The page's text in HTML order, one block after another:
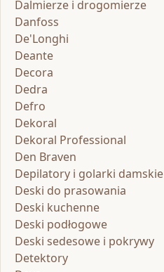
Dalmierze i drogomierze
Danfoss
De'Longhi
Deante
Decora
Dedra
Defro
Dekoral
Dekoral Professional
Den Braven
Depilatory i golarki damskie
Deski do prasowania
Deski kuchenne
Deski podłogowe
Deski sedesowe i pokrywy
Detektory